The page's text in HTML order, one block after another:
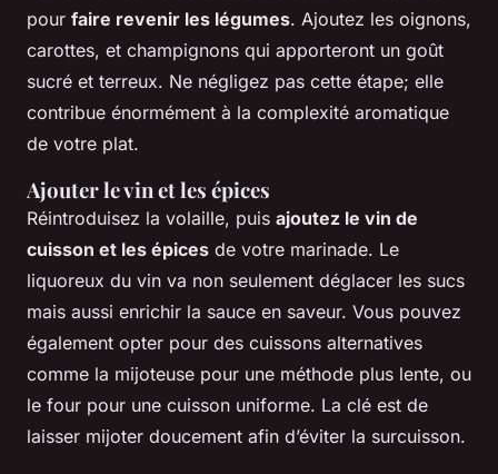
pour faire revenir les légumes. Ajoutez les oignons,
carottes, et champignons qui apporteront un goût
sucré et terreux. Ne négligez pas cette étape; elle
contribue énormément à la complexité aromatique
de votre plat.
Ajouter le vin et les épices
Réintroduisez la volaille, puis ajoutez le vin de
cuisson et les épices de votre marinade. Le
liquoreux du vin va non seulement déglacer les sucs
mais aussi enrichir la sauce en saveur. Vous pouvez
également opter pour des cuissons alternatives
comme la mijoteuse pour une méthode plus lente, ou
le four pour une cuisson uniforme. La clé est de
laisser mijoter doucement afin d’éviter la surcuisson.